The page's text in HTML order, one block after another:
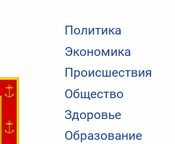
Политика
Экономика
Происшествия
Общество
Здоровье
Образование